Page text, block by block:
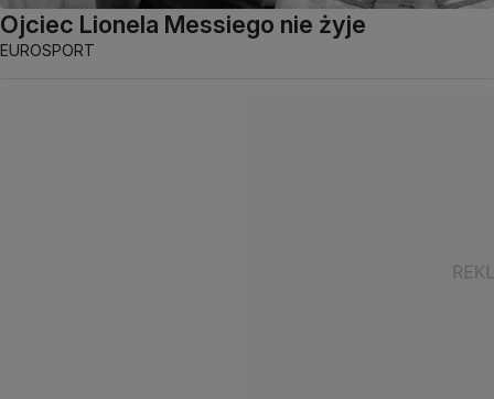
Ojciec Lionela Messiego nie żyje
EUROSPORT